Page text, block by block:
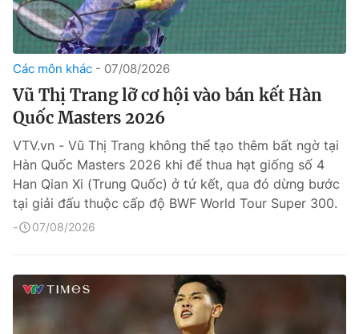
Các môn khác 07/08/2026
Vũ Thị Trang lỡ cơ hội vào bán kết Hàn
Quốc Masters 2026
VTV.vn - Vũ Thị Trang không thể tạo thêm bất ngờ tại
Hàn Quốc Masters 2026 khi để thua hạt giống số 4
Han Qian Xi (Trung Quốc) ở tứ kết, qua đó dừng bước
tại giải đấu thuộc cấp độ BWF World Tour Super 300.
07/08/2026